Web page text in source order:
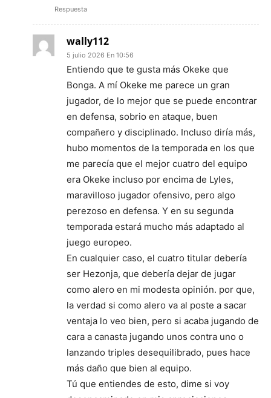
Respuesta
wally112
5 julio 2026 En 10:56
Entiendo que te gusta más Okeke que
Bonga. A mí Okeke me parece un gran
jugador, de lo mejor que se puede encontrar
en defensa, sobrio en ataque, buen
compañero y disciplinado. Incluso diría más,
hubo momentos de la temporada en los que
me parecía que el mejor cuatro del equipo
era Okeke incluso por encima de Lyles,
maravilloso jugador ofensivo, pero algo
perezoso en defensa. Y en su segunda
temporada estará mucho más adaptado al
juego europeo.
En cualquier caso, el cuatro titular debería
ser Hezonja, que debería dejar de jugar
como alero en mi modesta opinión. por que,
la verdad si como alero va al poste a sacar
ventaja lo veo bien, pero si acaba jugando de
cara a canasta jugando unos contra uno o
lanzando triples desequilibrado, pues hace
más daño que bien al equipo.
Tú que entiendes de esto, dime si voy